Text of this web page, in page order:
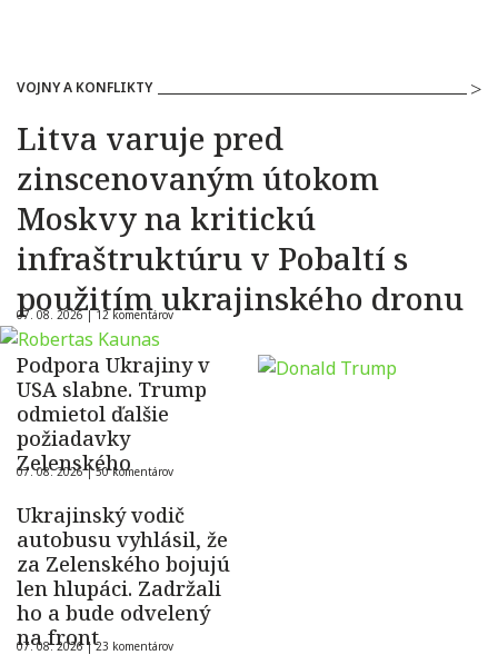
VOJNY A KONFLIKTY
Litva varuje pred
zinscenovaným útokom
Moskvy na kritickú
infraštruktúru v Pobaltí s
použitím ukrajinského dronu
07. 08. 2026 |12 komentárov
Podpora Ukrajiny v
USA slabne. Trump
odmietol ďalšie
požiadavky
Zelenského
07. 08. 2026 |50 komentárov
Ukrajinský vodič
autobusu vyhlásil, že
za Zelenského bojujú
len hlupáci. Zadržali
ho a bude odvelený
na front
07. 08. 2026 |23 komentárov